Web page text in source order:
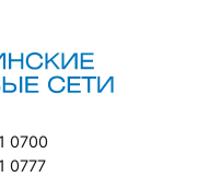
0700
0777